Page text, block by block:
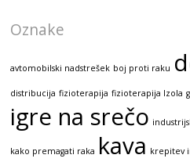
Oznake
avtomobilski nadstrešek boj proti raku
distribucija fizioterapija fizioterapija Izola
igre na srečo
kako premagati raka kava krepitev